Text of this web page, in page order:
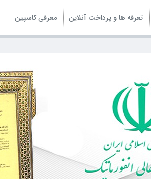
تعرفه ها و پرداخت آنلاین معرفی کاسپین